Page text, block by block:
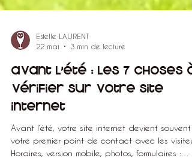
22 mai
3 min de lecture
Avant l’été : les 7 choses à
vérifier sur votre site
internet
Avant l’été, votre site internet devient souvent
votre premier point de contact avec les